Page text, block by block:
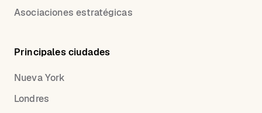
Asociaciones estratégicas
Principales ciudades
Nueva York
Londres